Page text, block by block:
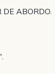
ABORDO.